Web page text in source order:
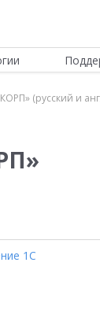
(русский и
1С